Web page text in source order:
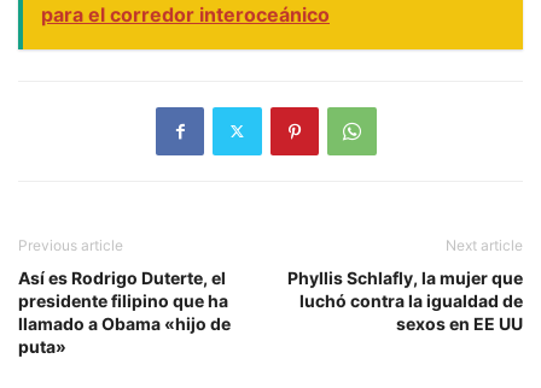
para el corredor interoceánico
Previous article
Así es Rodrigo Duterte, el
presidente filipino que ha
llamado a Obama «hijo de
puta»
Next article
Phyllis Schlafly, la mujer que
luchó contra la igualdad de
sexos en EE UU